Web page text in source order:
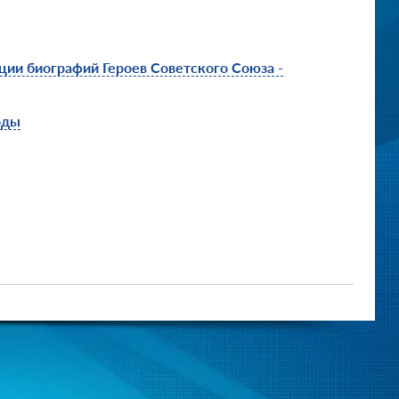
биографий Героев Советского Союза -